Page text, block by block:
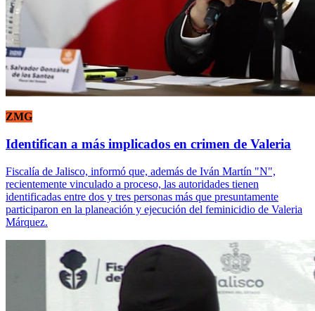
ZMG
Identifican a más implicados en crimen de Valeria
Fiscalía de Jalisco, informó que, además de Iván Martín "N",
recientemente vinculado a proceso, las autoridades tienen
identificadas entre dos y tres personas más que presuntamente
participaron en la planeación y ejecución del feminicidio de Valeria
Márquez.